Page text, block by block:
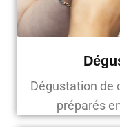
Dégustation de
préparés